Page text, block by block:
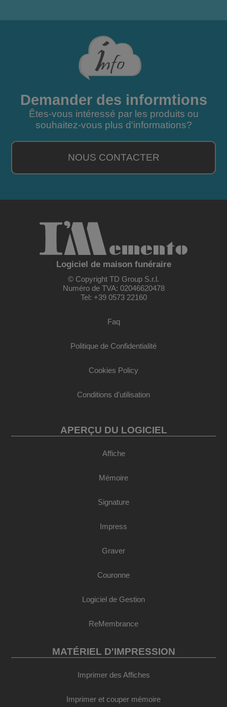
Demander des informtions
Êtes-vous intéressé par les produits ou
souhaitez-vous plus d'informations?
NOUS CONTACTER
Logiciel de maison funéraire
© Copyright TD Group S.r.l.
Numéro de TVA: 02046620478
Tel: +39 0573 22160
Faq
Politique de Confidentialité
Cookies Policy
Conditions d'utilisation
APERÇU DU LOGICIEL
Affiche
Mémoire
Signature
Impress
Graver
Couronne
Logiciel de Gestion
ReMembrance
MATÉRIEL D'IMPRESSION
Imprimer des Affiches
Imprimer et couper mémoire